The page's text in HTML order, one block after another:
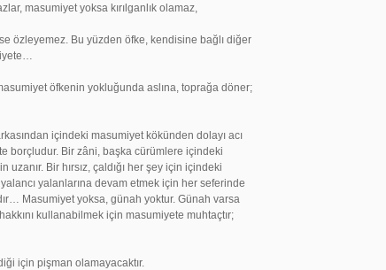
masumiyet yoksa kırılganlık olamaz,
özleyemez. Bu yüzden öfke, kendisine bağlı diğer
öfkenin yokluğunda aslına, toprağa döner;
içindeki masumiyet kökünden dolayı acı
borçludur. Bir zâni, başka cürümlere içindeki
uzanır. Bir hırsız, çaldığı her şey için içindeki
yalanlarına devam etmek için her seferinde
Masumiyet yoksa, günah yoktur. Günah varsa
kullanabilmek için masumiyete muhtaçtır;
için pişman olamayacaktır.